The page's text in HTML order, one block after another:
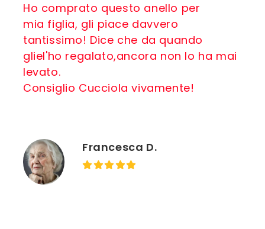
Ho comprato questo anello per
mia figlia, gli piace davvero
tantissimo! Dice che da quando
gliel'ho regalato,ancora non lo ha mai
levato.
Consiglio Cucciola vivamente!
Francesca D.